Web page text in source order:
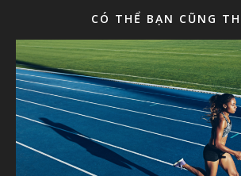
CÓ THỂ BẠN CŨNG